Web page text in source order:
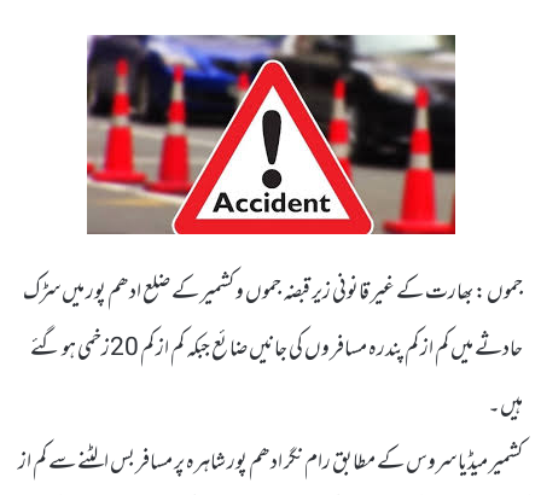
جموں : بھارت کے غیر قانونی زیر قبضہ جموں و کشمیر کے ضلع ادھم پور میں سڑک
حادثے میں کم از کم پندرہ مسافر وں کی جانیں ضائع جبکہ کم از کم 20زخمی ہو گئے
ہیں۔
کشمیر میڈیا سروس کے مطابق رام نگر ادھم پور شاہرہ پر مسافر بس الٹنے سے کم از